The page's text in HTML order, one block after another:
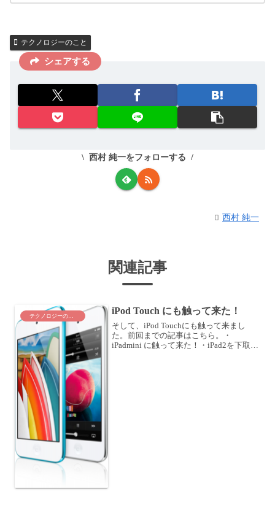
テクノロジーのこと
シェアする
西村 純一をフォローする
西村 純一
関連記事
iPod Touch にも触って来た！
そして、iPod Touchにも触って来まし
た。前回までの記事はこちら。・
iPadmini に触って来た！・iPad2を下取り